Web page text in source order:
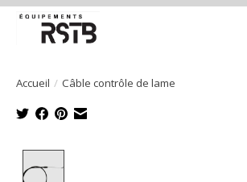
Accueil / Câble contrôle de lame